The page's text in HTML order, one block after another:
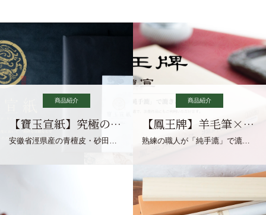
商品紹介
【寶玉宣紙】究極の純粋な宣紙を目指す寶玉宣紙
商品紹介
【鳳王牌】羊毛筆×濃墨での揮毫に最適な宣紙系画仙紙